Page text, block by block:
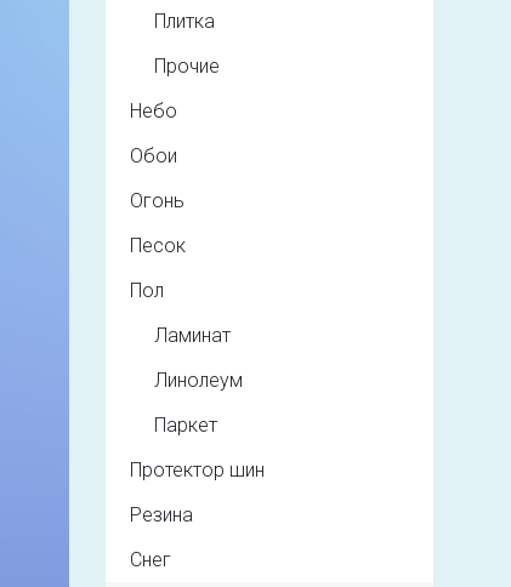
Плитка
Прочие
Небо
Обои
Огонь
Песок
Пол
Ламинат
Линолеум
Паркет
Протектор шин
Резина
Снег